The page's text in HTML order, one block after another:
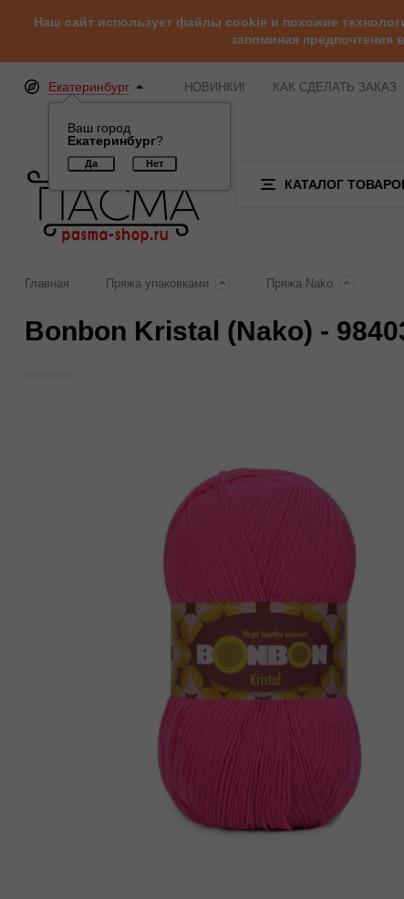
Наш сайт использует файлы cookie и похожие
запоминая предпочтения
Екатеринбург
Ваш город
Екатеринбург?
НОВИНКИ! КАК СДЕЛАТЬ ЗАКАЗ
КАТАЛОГ
Главная Пряжа упаковками Пряжа Nako
Bonbon Kristal (Nako) -